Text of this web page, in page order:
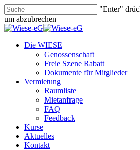
Skip
to
main
"Enter"
um abzubrechen
Close
search
Menu
Die WIESE
Genossenschaft
Freie Szene Rabatt
Dokumente für Mitglieder
Vermietung
Raumliste
Mietanfrage
FAQ
Feedback
Kurse
Aktuelles
Kontakt